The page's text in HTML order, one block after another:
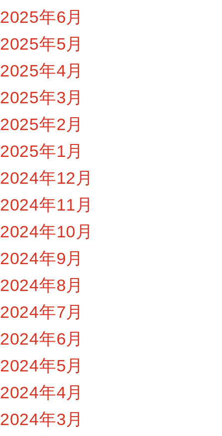
2025年6月
2025年5月
2025年4月
2025年3月
2025年2月
2025年1月
2024年12月
2024年11月
2024年10月
2024年9月
2024年8月
2024年7月
2024年6月
2024年5月
2024年4月
2024年3月